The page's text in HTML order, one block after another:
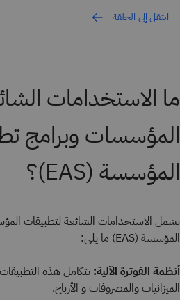
انتقل إلى الحلقة
ما الاستخدامات
المؤسسات وبرامج
المؤسسة (EAS)؟
تشمل الاستخدامات الشائعة لتطبيقات
المؤسسة (EAS) ما يلي:
أنظمة الفوترة الآلية: تتكامل هذه
الميزانيات والمصروفات و الأرباح.